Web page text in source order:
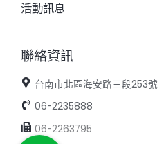
活動訊息
聯絡資訊
台南市北區海安路三段253號
06-2235888
06-2263795